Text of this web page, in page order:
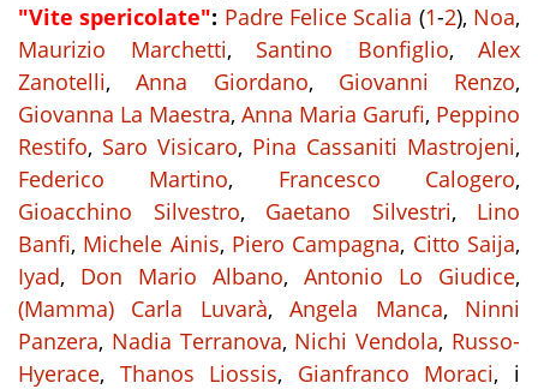
"Vite spericolate": Padre Felice Scalia (1-2), Noa,
Maurizio Marchetti, Santino Bonfiglio, Alex
Zanotelli,Anna Giordano, Giovanni Renzo,
Giovanna La Maestra, Anna Maria Garufi, Peppino
Restifo, Saro Visicaro, Pina Cassaniti Mastrojeni,
Federico Martino, Francesco Calogero,
Gioacchino Silvestro, Gaetano Silvestri, Lino
Banfi, Michele Ainis, Piero Campagna, Citto Saija,
Iyad, Don Mario Albano, Antonio Lo Giudice,
(Mamma) Carla Luvarà,Angela Manca, Ninni
Panzera, Nadia Terranova, Nichi Vendola, Russo-
Hyerace, Thanos Liossis, Gianfranco Moraci, i